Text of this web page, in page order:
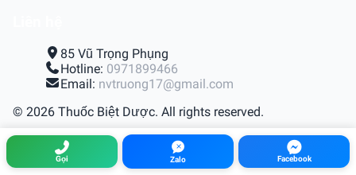
85 Vũ Trọng Phụng
Hotline: 0971899466
Email: nvtruong17@gmail.com
© 2026 Thuốc Biệt Dược. All rights reserved.
Điều khoản sử dụng| Chính sách bảo mật|Chính sách
thanh toán
Chính sách đổi trả
Gọi Zalo Facebook